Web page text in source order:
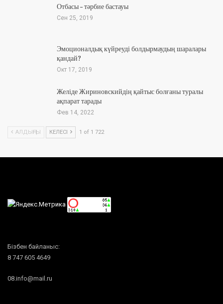
Отбасы – тәрбие бастауы
Сен 25, 2019
Эмоционалдық күйреуді болдырмаудың шаралары
қандай?
Окт 17, 2019
Желіде Жириновскийдің қайтыс болғаны туралы
ақпарат тарады
Фев 14, 2022
АЛДЫҢҒЫ КЕЛЕСІ 1 of 1 722
Бізбен байланыс:
8 747 605 4649
08.info@mail.ru